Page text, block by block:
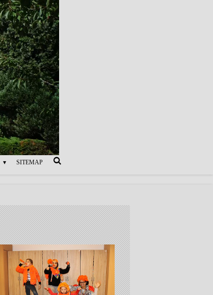
SITEMAP